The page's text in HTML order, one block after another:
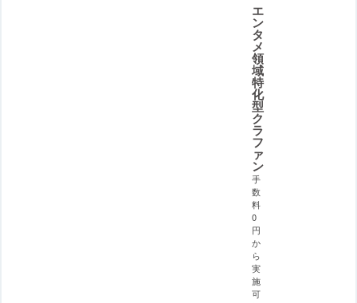
エ
ン
タ
メ
領
域
特
化
型
ク
ラ
フ
ァ
ン
手
数
料
0
円
か
ら
実
施
可